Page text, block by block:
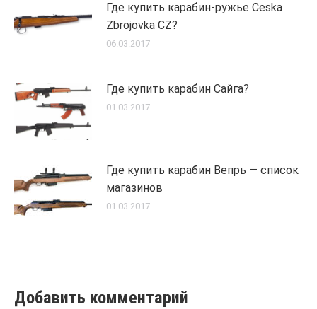
Где купить карабин-ружье Ceska
Zbrojovka CZ?
06.03.2017
Где купить карабин Сайга?
01.03.2017
Где купить карабин Вепрь — список
магазинов
01.03.2017
Добавить комментарий